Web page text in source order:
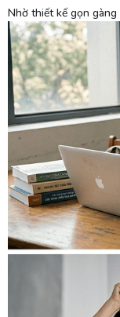
Nhờ thiết kế gọn